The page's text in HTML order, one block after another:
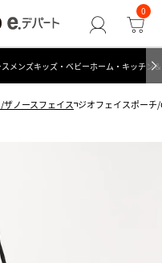
0
メンズキッズ・ベビーホーム・キッチン
ザノースフェイス ジオフェイスポーチ/